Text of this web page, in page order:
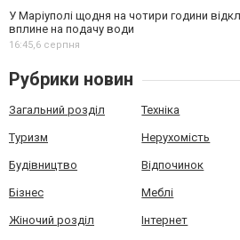
У Маріуполі щодня на чотири години
вплине на подачу води
16:45,6 серпня
Рубрики новин
Загальний розділ Техніка
Туризм Нерухомість
Будівництво Відпочинок
Бізнес Меблі
Жіночий розділ Інтернет